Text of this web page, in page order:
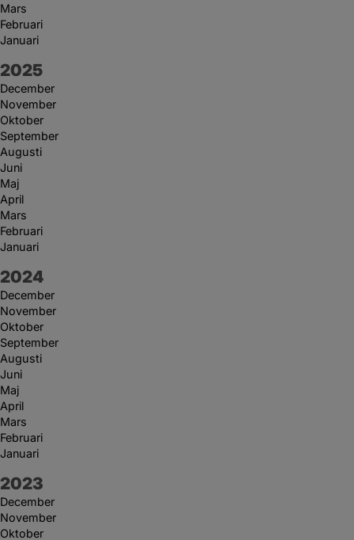
Mars
Februari
Januari
År:
2025
December
November
Oktober
September
Augusti
Juni
Maj
April
Mars
Februari
Januari
År:
2024
December
November
Oktober
September
Augusti
Juni
Maj
April
Mars
Februari
Januari
År:
2023
December
November
Oktober